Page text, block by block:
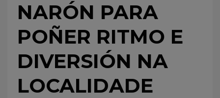
NARÓN PARA
POÑER RITMO E
DIVERSIÓN NA
LOCALIDADE